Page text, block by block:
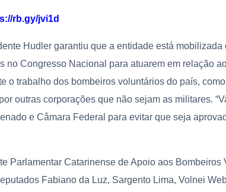
rb.gy/jvi1d
Hudler garantiu que a entidade está mobilizada
no Congresso Nacional para atuarem em relação
o trabalho dos bombeiros voluntários do país,
outras corporações que não sejam as militares.
e Câmara Federal para evitar que seja
Parlamentar Catarinense de Apoio aos Bombeiros
Fabiano da Luz, Sargento Lima, Volnei